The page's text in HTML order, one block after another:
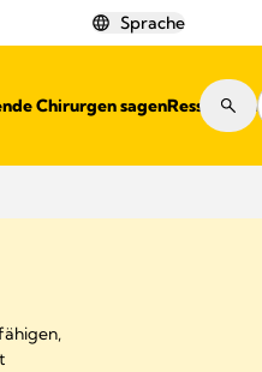
Sprache
Chirurgen sagenRessourcen